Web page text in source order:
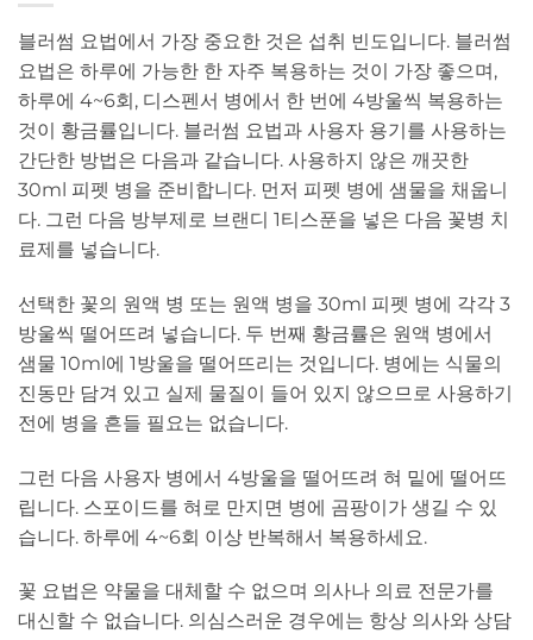
블러썸 요법에서 가장 중요한 것은 섭취 빈도입니다. 블러썸
요법은 하루에 가능한 한 자주 복용하는 것이 가장 좋으며,
하루에 4~6회, 디스펜서 병에서 한 번에 4방울씩 복용하는
것이 황금률입니다. 블러썸 요법과 사용자 용기를 사용하는
간단한 방법은 다음과 같습니다. 사용하지 않은 깨끗한
30ml 피펫 병을 준비합니다. 먼저 피펫 병에 샘물을 채웁니
다. 그런 다음 방부제로 브랜디 1티스푼을 넣은 다음 꽃병 치
료제를 넣습니다.
선택한 꽃의 원액 병 또는 원액 병을 30ml 피펫 병에 각각 3
방울씩 떨어뜨려 넣습니다. 두 번째 황금률은 원액 병에서
샘물 10ml에 1방울을 떨어뜨리는 것입니다. 병에는 식물의
진동만 담겨 있고 실제 물질이 들어 있지 않으므로 사용하기
전에 병을 흔들 필요는 없습니다.
그런 다음 사용자 병에서 4방울을 떨어뜨려 혀 밑에 떨어뜨
립니다. 스포이드를 혀로 만지면 병에 곰팡이가 생길 수 있
습니다. 하루에 4~6회 이상 반복해서 복용하세요.
꽃 요법은 약물을 대체할 수 없으며 의사나 의료 전문가를
대신할 수 없습니다. 의심스러운 경우에는 항상 의사와 상담